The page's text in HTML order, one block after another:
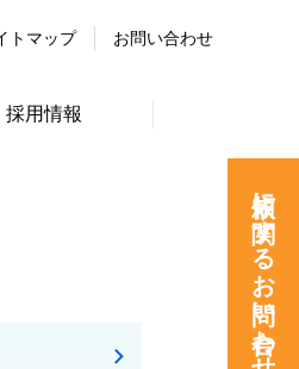
トマップ お問い合わせ
採用情報
依頼に関するお問い合わせ